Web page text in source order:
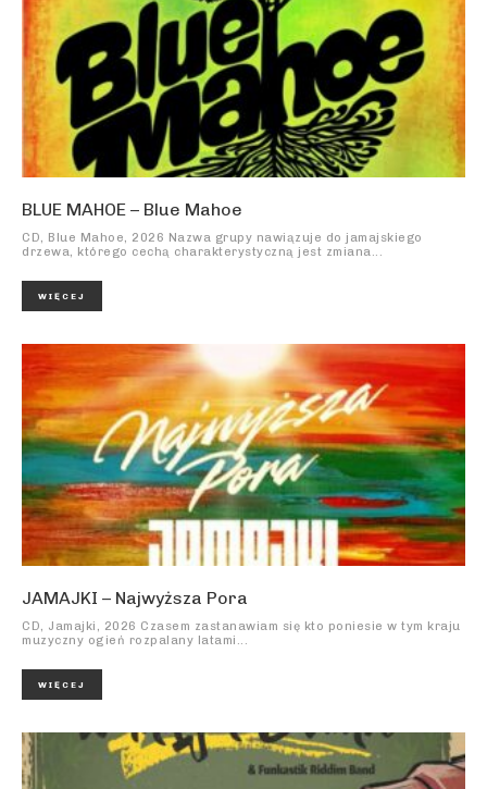
BLUE MAHOE – Blue Mahoe
CD, Blue Mahoe, 2026 Nazwa grupy nawiązuje do jamajskiego
drzewa, którego cechą charakterystyczną jest zmiana...
WIĘCEJ
JAMAJKI – Najwyższa Pora
CD, Jamajki, 2026 Czasem zastanawiam się kto poniesie w tym kraju
muzyczny ogień rozpalany latami...
WIĘCEJ